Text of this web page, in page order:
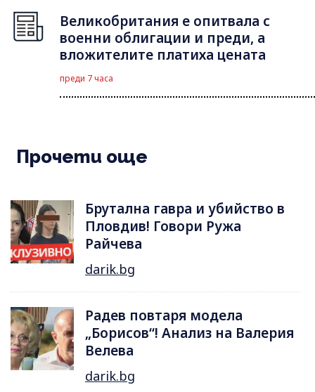
Великобритания е опитвала с
военни облигации и преди, а
вложителите платиха цената
преди 7 часа
Прочети още
Брутална гавра и убийство в
Пловдив! Говори Ружа
Райчева
darik.bg
Радев повтаря модела
„Борисов“! Анализ на Валерия
Велева
darik.bg